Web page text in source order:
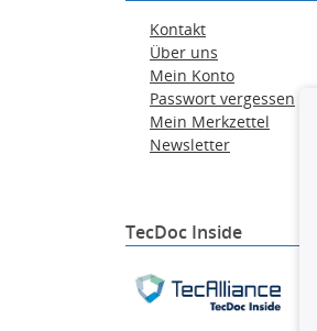
Kontakt
Über uns
Mein Konto
Passwort vergessen
Mein Merkzettel
Newsletter
TecDoc Inside